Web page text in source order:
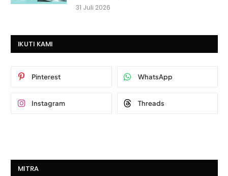
31 Juli 2026
IKUTI KAMI
Pinterest WhatsApp
Instagram Threads
MITRA